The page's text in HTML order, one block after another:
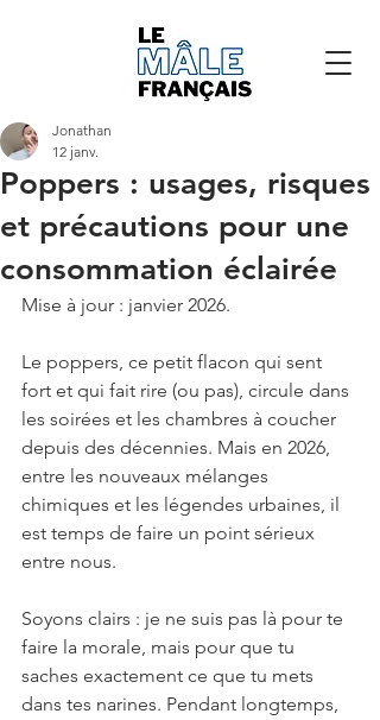
Poppers : usages, risques
et précautions pour une
consommation éclairée
Jonathan
12 janv.
Mise à jour : janvier 2026.
Le poppers, ce petit flacon qui sent
fort et qui fait rire (ou pas), circule dans
les soirées et les chambres à coucher
depuis des décennies. Mais en 2026,
entre les nouveaux mélanges
chimiques et les légendes urbaines, il
est temps de faire un point sérieux
entre nous.
Soyons clairs : je ne suis pas là pour te
faire la morale, mais pour que tu
saches exactement ce que tu mets
dans tes narines. Pendant longtemps,